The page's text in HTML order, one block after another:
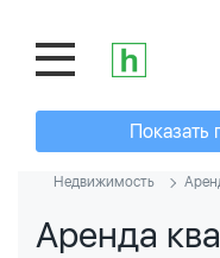
Показать
Недвижимость
Аренда